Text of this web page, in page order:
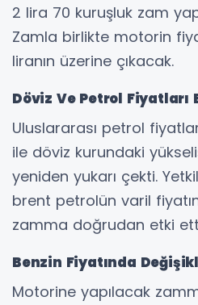
2 lira 70 kuruşluk zam
Zamla birlikte motorin
liranın üzerine çıkacak.
Döviz Ve Petrol Fiyatları
Uluslararası petrol
ile döviz kurundaki
yeniden yukarı çekti.
brent petrolün varil
zamma doğrudan etki
Benzin Fiyatında
Motorine yapılacak